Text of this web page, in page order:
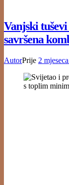
Vanjski
savršena
AutorPrije 2 mjeseca